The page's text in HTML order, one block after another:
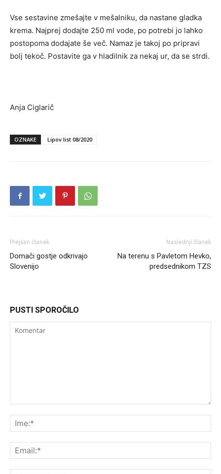
Vse sestavine zmešajte v mešalniku, da nastane gladka
krema. Najprej dodajte 250 ml vode, po potrebi jo lahko
postopoma dodajate še več. Namaz je takoj po pripravi
bolj tekoč. Postavite ga v hladilnik za nekaj ur, da se strdi.
Anja Ciglarič
OZNAKE Lipov list 08/2020
Prejšen članek
Domači gostje odkrivajo
Slovenijo
Naslednji članek
Na terenu s Pavletom Hevko,
predsednikom TZS
PUSTI SPOROČILO